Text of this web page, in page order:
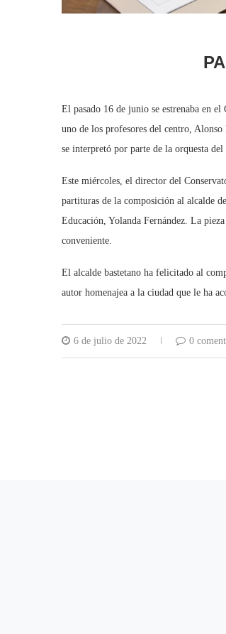
El pasado 16 de junio se estrenaba en
uno de los profesores del centro,
se interpretó por parte de la orquesta
Este miércoles, el director del
partituras de la composición al alcalde
Educación, Yolanda Fernández. La
conveniente.
El alcalde bastetano ha felicitado al
autor homenajea a la ciudad que le ha
6 de julio de 2022 0